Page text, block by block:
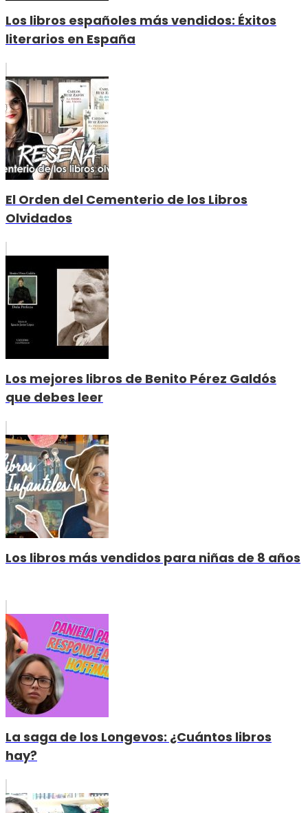
Los libros españoles más vendidos: Éxitos
literarios en España
El Orden del Cementerio de los Libros
Olvidados
Los mejores libros de Benito Pérez Galdós
que debes leer
Los libros más vendidos para niñas de 8 años
La saga de los Longevos: ¿Cuántos libros
hay?